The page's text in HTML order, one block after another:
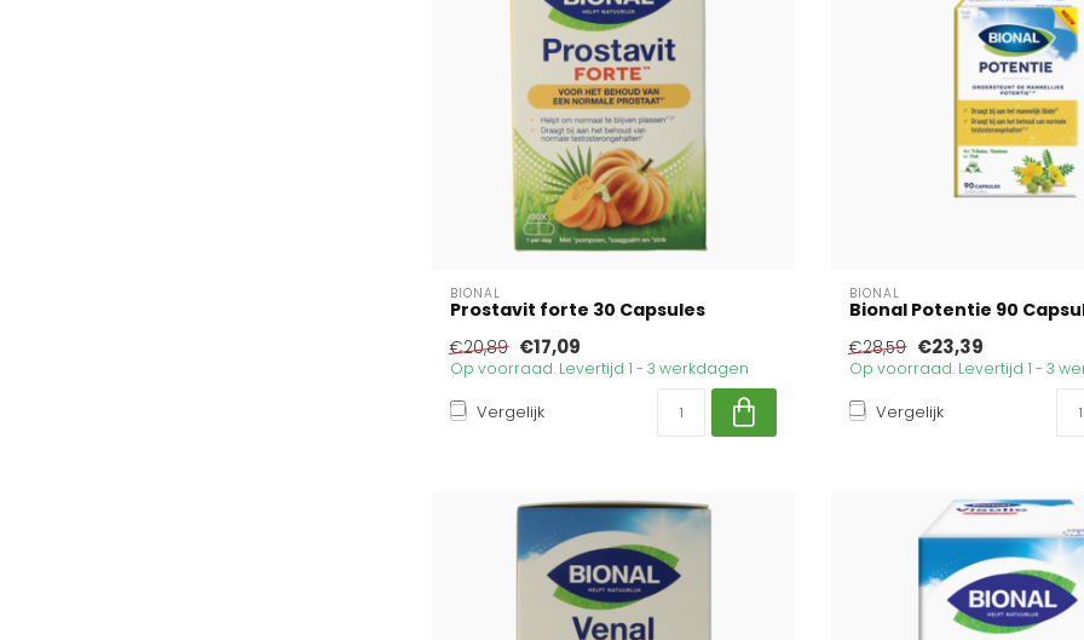
BIONAL
Prostavit forte 30 Capsules
€20,89 €17,09
Op voorraad. Levertijd 1 - 3 werkdagen
Vergelijk
BIONAL
Bional Potentie 90
€28,59 €23,39
Op voorraad. Levertijd 1 - 3
Vergelijk